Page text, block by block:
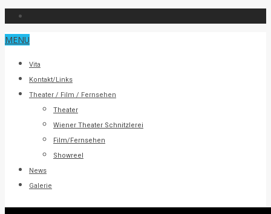
MENU
Vita
Kontakt/Links
Theater / Film / Fernsehen
Theater
Wiener Theater Schnitzlerei
Film/Fernsehen
Showreel
News
Galerie